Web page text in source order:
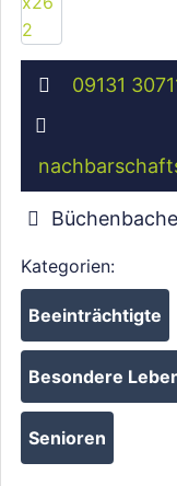
09131
Kategorien:
Beeinträchtigte
Besondere
Senioren